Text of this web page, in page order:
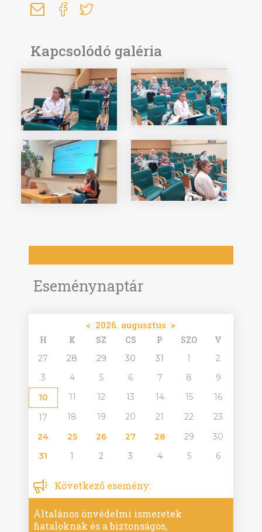
Eseménynaptár
< 2026. augusztus >
H K SZ CS P SZO V
27 28 29 30 31 1
2
3
4 5 6 7 8
9
10
11 12 13 14 15
16
17
18 19 20 21 22
23
24
25 26 27 28 29
30
31
1 2 3 4 5 6
Következő esemény:
Általános önvédelmi ismeretek
fiataloknak és a biztonságos,
Kapcsolódó galéria